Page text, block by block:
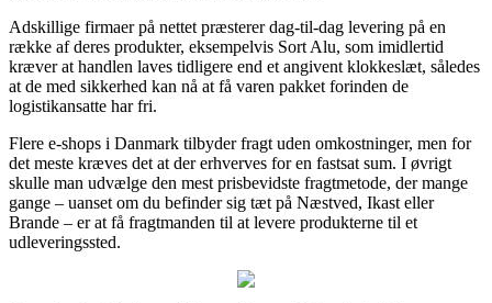
Adskillige firmaer på nettet præsterer dag-til-dag levering på en
række af deres produkter, eksempelvis Sort Alu, som imidlertid
kræver at handlen laves tidligere end et angivent klokkeslæt, således
at de med sikkerhed kan nå at få varen pakket forinden de
logistikansatte har fri.
Flere e-shops i Danmark tilbyder fragt uden omkostninger, men for
det meste kræves det at der erhverves for en fastsat sum. I øvrigt
skulle man udvælge den mest prisbevidste fragtmetode, der mange
gange – uanset om du befinder sig tæt på Næstved, Ikast eller
Brande – er at få fragtmanden til at levere produkterne til et
udleveringssted.